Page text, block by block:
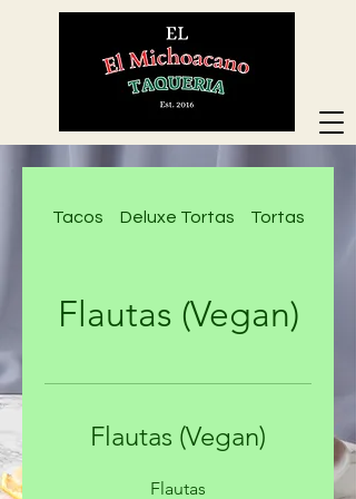
Tacos Deluxe Tortas Tortas
Flautas (Vegan)
Flautas (Vegan)
Flautas